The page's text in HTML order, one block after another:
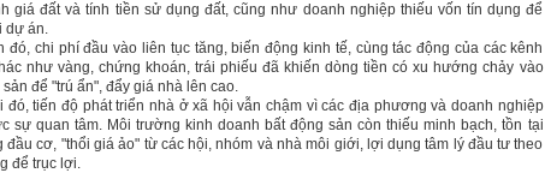
giá đất và tính tiền sử dụng đất, cũng như doanh nghiệp thiếu vốn tín dụng để
dự án.
đó, chi phí đầu vào liên tục tăng, biến động kinh tế, cùng tác động của các kênh
như vàng, chứng khoán, trái phiếu đã khiến dòng tiền có xu hướng chảy vào
sản để "trú ẩn", đẩy giá nhà lên cao.
đó, tiến độ phát triển nhà ở xã hội vẫn chậm vì các địa phương và doanh nghiệp
sự quan tâm. Môi trường kinh doanh bất động sản còn thiếu minh bạch, tồn tại
đầu cơ, "thổi giá ảo" từ các hội, nhóm và nhà môi giới, lợi dụng tâm lý đầu tư theo
để trục lợi.